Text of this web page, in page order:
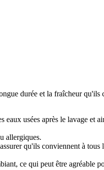
durée et la fraîcheur
usées après le lavage et
allergiques.
qu'ils conviennent à tous
ce qui peut être agréable